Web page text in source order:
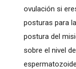
ovulación si
posturas para
postura del
sobre el nivel